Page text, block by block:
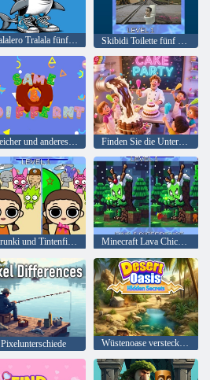
Tralalero Tralala fünf Unterschiede Skibidi Toilette fünf Unterschied 2
Gleicher und anderes Donut
Sprunki und Tintenfischspielunterschied Minecraft Lava Chicken Unterschied
Pixelunterschiede Wüstenoase versteckte Geheimnisse